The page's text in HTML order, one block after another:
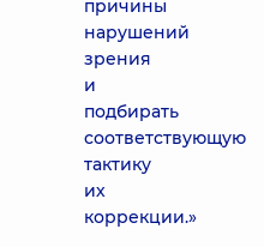
причины
нарушений
зрения
и
подбирать
соответствующую
тактику
их
коррекции.»